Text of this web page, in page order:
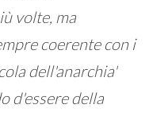
volte, ma
coerente con i
dell'anarchia'
d'essere della